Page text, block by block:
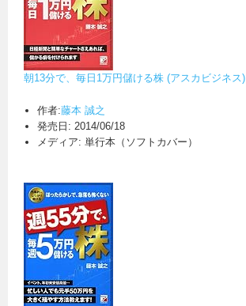
朝13分で、毎日1万円儲ける株 (アスカビジネス)
作者:藤本 誠之
発売日: 2014/06/18
メディア: 単行本（ソフトカバー）